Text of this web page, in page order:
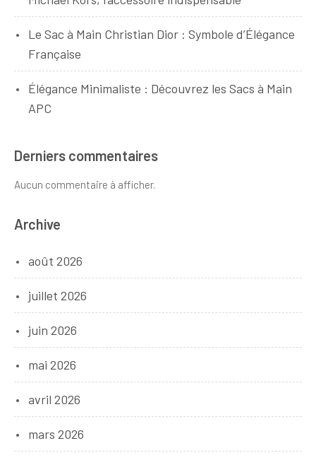
Le Sac à Main Christian Dior : Symbole d’Élégance
Française
Élégance Minimaliste : Découvrez les Sacs à Main
APC
Derniers commentaires
Aucun commentaire à afficher.
Archive
août 2026
juillet 2026
juin 2026
mai 2026
avril 2026
mars 2026